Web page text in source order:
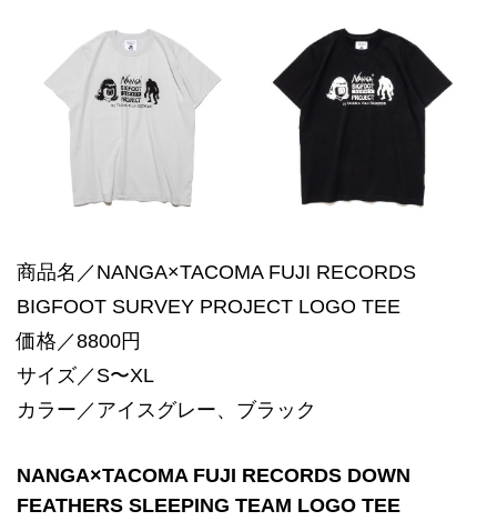
商品名／NANGA×TACOMA FUJI RECORDS
BIGFOOT SURVEY PROJECT LOGO TEE
価格／8800円
サイズ／S〜XL
カラー／アイスグレー、ブラック
NANGA×TACOMA FUJI RECORDS DOWN
FEATHERS SLEEPING TEAM LOGO TEE